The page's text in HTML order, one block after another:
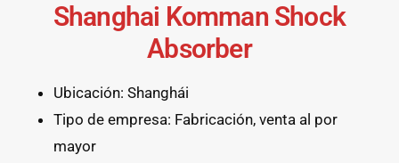
Shanghai Komman Shock
Absorber
Ubicación: Shanghái
Tipo de empresa: Fabricación, venta al por
mayor